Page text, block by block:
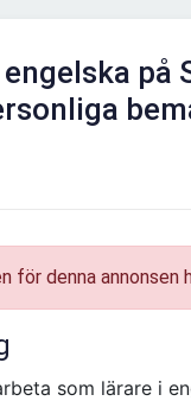
på
för denna annonsen
som lärare i